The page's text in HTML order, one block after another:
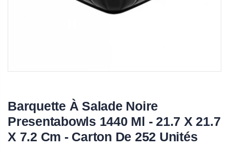
Barquette À Salade Noire
Presentabowls 1440 Ml - 21.7 X 21.7
X 7.2 Cm - Carton De 252 Unités